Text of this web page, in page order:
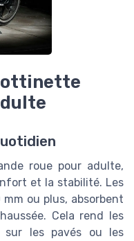
roue pour adulte,
et la stabilité. Les
ou plus, absorbent
Cela rend les
sur les pavés ou les